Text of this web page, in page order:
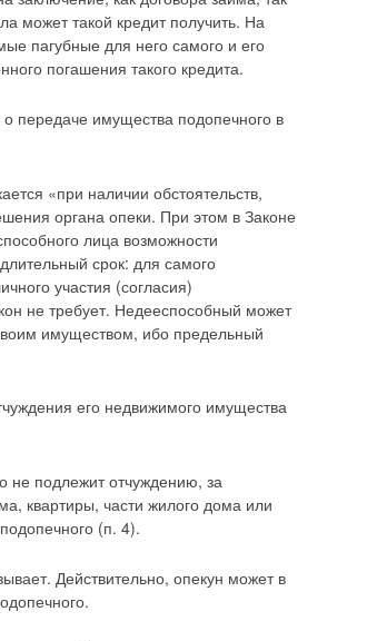
может такой кредит получить. На
пагубные для него самого и его
погашения такого кредита.
передаче имущества подопечного в
«при наличии обстоятельств,
органа опеки. При этом в Законе
лица возможности
срок: для самого
участия (согласия)
не требует. Недееспособный может
имуществом, ибо предельный
его недвижимого имущества
не подлежит отчуждению, за
квартиры, части жилого дома или
(п. 4).
Действительно, опекун может в